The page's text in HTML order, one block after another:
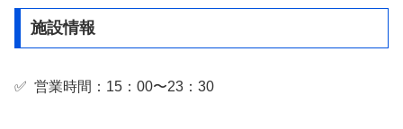
施設情報
✅ 営業時間：15：00〜23：30